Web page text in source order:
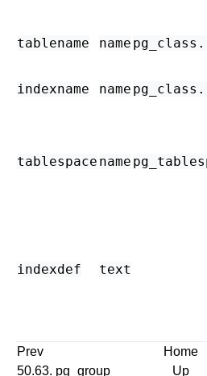
tablename name pg_class
indexname name pg_class
tablespace name
indexdef text
Prev Home
50.63. pg_group
Up